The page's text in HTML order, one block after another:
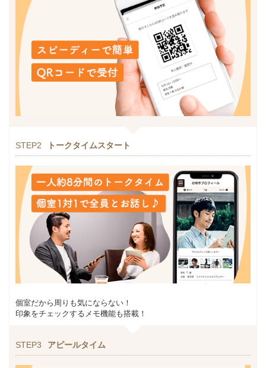
STEP2 トークタイムスタート
個室だから周りも気にならない！
印象をチェックするメモ機能も搭載！
STEP3 アピールタイム